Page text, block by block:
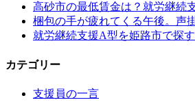
高砂市の最低賃金は？就労継続
梱包の手が疲れてくる午後。声
就労継続支援A型を姫路市で探
カテゴリー
支援員の一言